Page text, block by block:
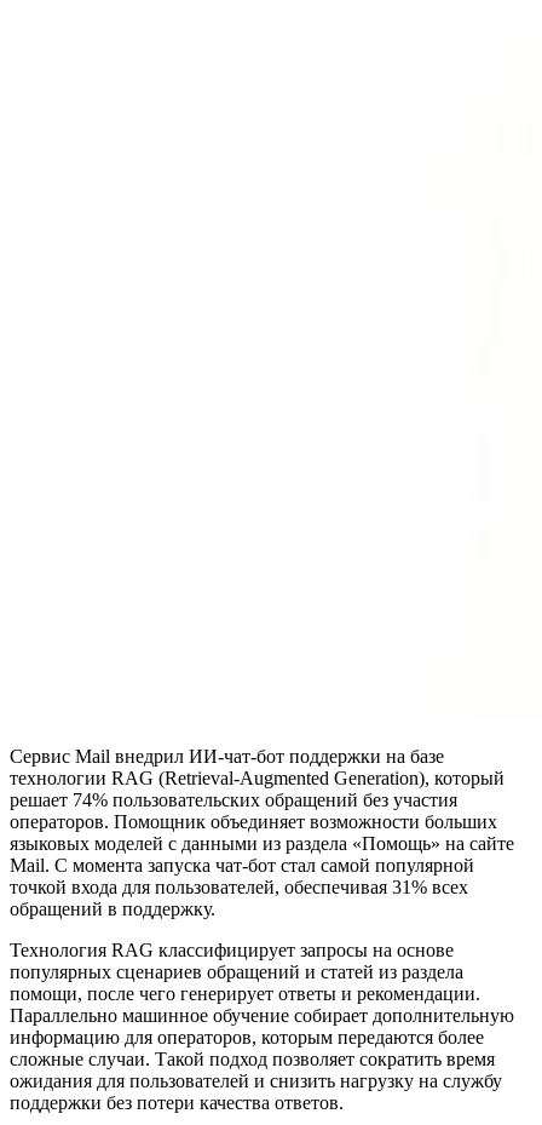
Сервис Mail внедрил ИИ-чат-бот поддержки на базе
технологии RAG (Retrieval-Augmented Generation), который
решает 74% пользовательских обращений без участия
операторов. Помощник объединяет возможности больших
языковых моделей с данными из раздела «Помощь» на сайте
Mail. С момента запуска чат-бот стал самой популярной
точкой входа для пользователей, обеспечивая 31% всех
обращений в поддержку.
Технология RAG классифицирует запросы на основе
популярных сценариев обращений и статей из раздела
помощи, после чего генерирует ответы и рекомендации.
Параллельно машинное обучение собирает дополнительную
информацию для операторов, которым передаются более
сложные случаи. Такой подход позволяет сократить время
ожидания для пользователей и снизить нагрузку на службу
поддержки без потери качества ответов.